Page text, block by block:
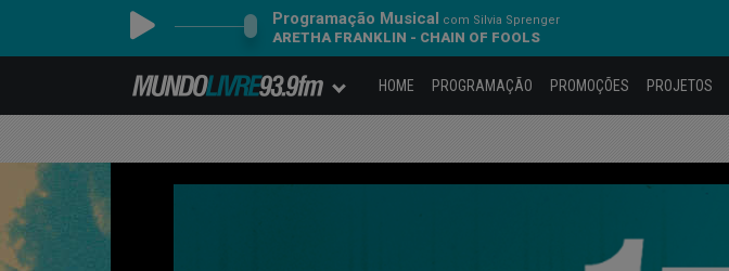
Programação Musical com Silvia Sprenger
ARETHA FRANKLIN - CHAIN OF FOOLS
HOME PROGRAMAÇÃO PROMOÇÕES PROJETOS